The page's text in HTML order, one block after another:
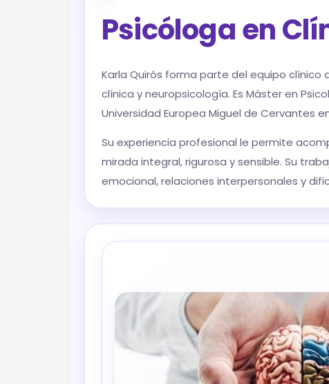
Psicóloga en
Karla Quirós forma parte del equipo
clínica y neuropsicología. Es Máster en
Universidad Europea Miguel de Cervantes
Su experiencia profesional le permite
mirada integral, rigurosa y sensible. Su
emocional, relaciones interpersonales y